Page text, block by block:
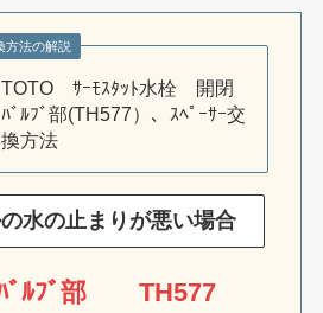
方法の解説
TOTO ｻｰﾓｽﾀｯﾄ水栓 開閉
ﾊﾞﾙﾌﾞ部(TH577）、ｽﾍﾟｰｻｰ交
換方法
水の止まりが悪い場合
ﾞﾙﾌﾞ部 TH577